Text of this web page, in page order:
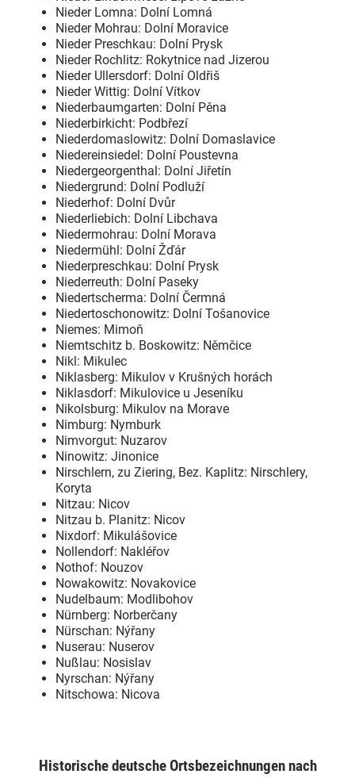
Nieder Lomna: Dolní Lomná
Nieder Mohrau: Dolní Moravice
Nieder Preschkau: Dolní Prysk
Nieder Rochlitz: Rokytnice nad Jizerou
Nieder Ullersdorf: Dolní Oldřiš
Nieder Wittig: Dolní Vítkov
Niederbaumgarten: Dolní Pěna
Niederbirkicht: Podbřezí
Niederdomaslowitz: Dolní Domaslavice
Niedereinsiedel: Dolní Poustevna
Niedergeorgenthal: Dolní Jiřetín
Niedergrund: Dolní Podluží
Niederhof: Dolní Dvůr
Niederliebich: Dolní Libchava
Niedermohrau: Dolní Morava
Niedermühl: Dolní Žďár
Niederpreschkau: Dolní Prysk
Niederreuth: Dolní Paseky
Niedertscherma: Dolní Čermná
Niedertoschonowitz: Dolní Tošanovice
Niemes: Mimoň
Niemtschitz b. Boskowitz: Němčice
Nikl: Mikulec
Niklasberg: Mikulov v Krušných horách
Niklasdorf: Mikulovice u Jeseníku
Nikolsburg: Mikulov na Morave
Nimburg: Nymburk
Nimvorgut: Nuzarov
Ninowitz: Jinonice
Nirschlern, zu Ziering, Bez. Kaplitz: Nirschlery,
Koryta
Nitzau: Nicov
Nitzau b. Planitz: Nicov
Nixdorf: Mikulášovice
Nollendorf: Nakléřov
Nothof: Nouzov
Nowakowitz: Novakovice
Nudelbaum: Modlibohov
Nürnberg: Norberčany
Nürschan: Nýřany
Nuserau: Nuserov
Nußlau: Nosislav
Nyrschan: Nýřany
Nitschowa: Nicova
Historische deutsche Ortsbezeichnungen nach